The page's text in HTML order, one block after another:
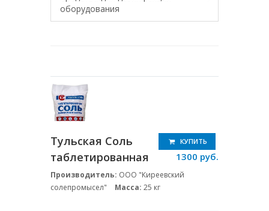
оборудования
Тульская Соль
таблетированная
КУПИТЬ
1300 руб.
Производитель: ООО "Киреевский
солепромысел"
Масса: 25 кг